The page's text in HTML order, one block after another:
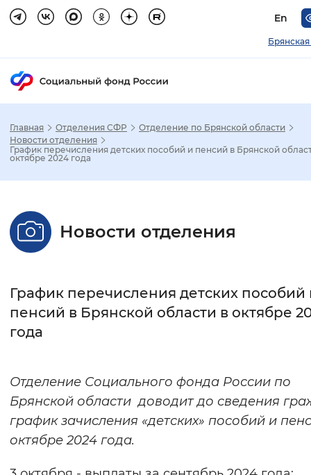
En
Стандартный Увеличенный
Без засечек С засечками
Цвет сайта
Монохромный Инверсивный
Главная Отделения СФР
Отделение по Брянской области
Новости отделения
График перечисления детских пособий и пенсий в Брянской
октябре 2024 года
Новости отделения
График перечисления детских пособий
пенсий в Брянской области в октябре
года
Отделение Социального фонда России по
Брянской области доводит до сведения
график зачисления «детских» пособий и
октябре 2024 года.